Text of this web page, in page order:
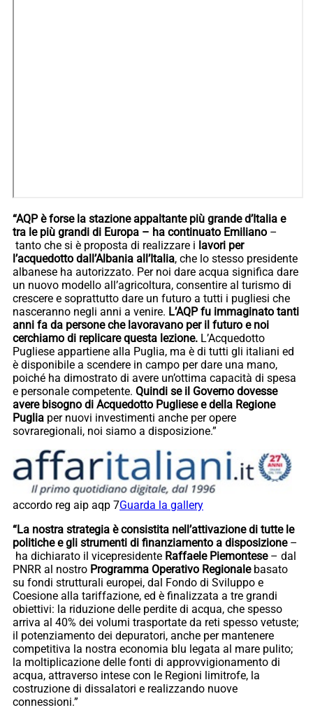
“AQP è forse la stazione appaltante più grande d’Italia e
tra le più grandi di Europa – ha continuato Emiliano –
tanto che si è proposta di realizzare i lavori per
l’acquedotto dall’Albania all’Italia, che lo stesso presidente
albanese ha autorizzato. Per noi dare acqua significa dare
un nuovo modello all’agricoltura, consentire al turismo di
crescere e soprattutto dare un futuro a tutti i pugliesi che
nasceranno negli anni a venire. L’AQP fu immaginato tanti
anni fa da persone che lavoravano per il futuro e noi
cerchiamo di replicare questa lezione. L’Acquedotto
Pugliese appartiene alla Puglia, ma è di tutti gli italiani ed
è disponibile a scendere in campo per dare una mano,
poiché ha dimostrato di avere un’ottima capacità di spesa
e personale competente. Quindi se il Governo dovesse
avere bisogno di Acquedotto Pugliese e della Regione
Puglia per nuovi investimenti anche per opere
sovraregionali, noi siamo a disposizione.”
accordo reg aip aqp 7Guarda la gallery
“La nostra strategia è consistita nell’attivazione di tutte le
politiche e gli strumenti di finanziamento a disposizione–
ha dichiarato il vicepresidente Raffaele Piemontese– dal
PNRR al nostro Programma Operativo Regionalebasato
su fondi strutturali europei, dal Fondo di Sviluppo e
Coesione alla tariffazione, ed è finalizzata a tre grandi
obiettivi: la riduzione delle perdite di acqua, che spesso
arriva al 40% dei volumi trasportate da reti spesso vetuste;
il potenziamento dei depuratori, anche per mantenere
competitiva la nostra economia blu legata al mare pulito;
la moltiplicazione delle fonti di approvvigionamento di
acqua, attraverso intese con le Regioni limitrofe, la
costruzione di dissalatori e realizzando nuove
connessioni.”